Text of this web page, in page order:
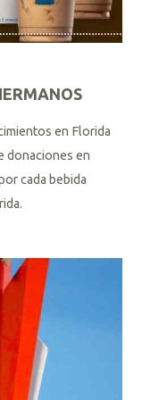
en Florida
donaciones en
cada bebida